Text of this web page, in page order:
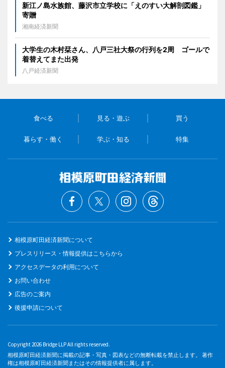
新江ノ島水族館、藤沢市立学校に「えのすい大解剖図鑑」
寄贈
湘南経済新聞
大学生の木村栞さん、八戸三社大祭の行列を2周 ゴールで
着替えてまた出発
八戸経済新聞
食べる 見る・遊ぶ 買う
暮らす・働く 学ぶ・知る 特集
相模原町田経済新聞について
プレスリリース・情報提供はこちらから
アクセスデータの利用について
お問い合わせ
広告のご案内
後援申請について
Copyright 2026 Bridge LLP All rights reserved.
相模原町田経済新聞に掲載の記事・写真・図表などの無断転載を禁止します。 著作
権は相模原町田経済新聞またはその情報提供者に属します。